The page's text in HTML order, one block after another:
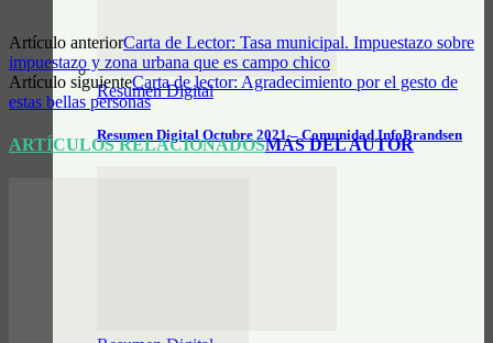
Resumen Digital
Resumen Digital Octubre 2021 – Comunidad InfoBrandsen
Artículo anteriorCarta de Lector: Tasa municipal. Impuestazo sobre
impuestazo y zona urbana que es campo chico
Artículo siguienteCarta de lector: Agradecimiento por el gesto de
estas bellas personas
ARTÍCULOS RELACIONADOSMÁS DEL AUTOR